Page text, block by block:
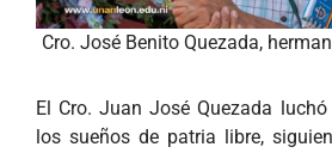
Cro. José Benito Quezada,
El Cro. Juan José Quezada
los sueños de patria libre,